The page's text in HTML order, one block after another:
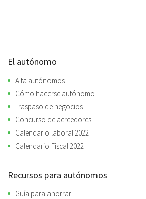
El autónomo
Alta autónomos
Cómo hacerse autónomo
Traspaso de negocios
Concurso de acreedores
Calendario laboral 2022
Calendario Fiscal 2022
Recursos para autónomos
Guía para ahorrar